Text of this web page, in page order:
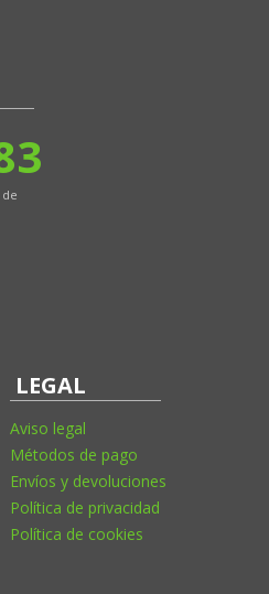
LEGAL
Aviso legal
Métodos de pago
Envíos y devoluciones
Política de privacidad
Política de cookies